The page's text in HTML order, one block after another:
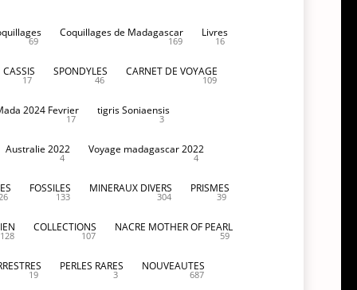
69
Coquillages de Madagascar
169
Livres
16
CASSIS
17
SPONDYLES
46
CARNET DE VOYAGE
109
2024 Fevrier
17
tigris Soniaensis
3
Australie 2022
4
Voyage madagascar 2022
4
26
FOSSILES
133
MINERAUX DIVERS
304
PRISMES
39
128
COLLECTIONS
107
NACRE MOTHER OF PEARL
59
19
PERLES RARES
3
NOUVEAUTES
687